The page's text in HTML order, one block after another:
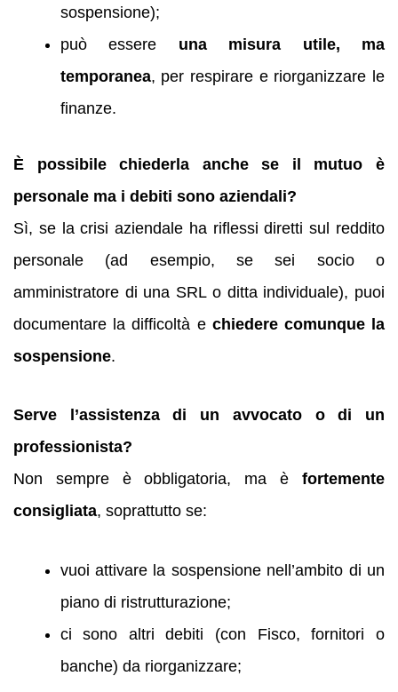
sospensione);
può essere una misura utile, ma
temporanea, per respirare e riorganizzare le
finanze.
È possibile chiederla anche se il mutuo è
personale ma i debiti sono aziendali?
Sì, se la crisi aziendale ha riflessi diretti sul reddito
personale (ad esempio, se sei socio o
amministratore di una SRL o ditta individuale), puoi
documentare la difficoltà e chiedere comunque la
sospensione.
Serve l’assistenza di un avvocato o di un
professionista?
Non sempre è obbligatoria, ma è fortemente
consigliata, soprattutto se:
vuoi attivare la sospensione nell’ambito di un
piano di ristrutturazione;
ci sono altri debiti (con Fisco, fornitori o
banche) da riorganizzare;